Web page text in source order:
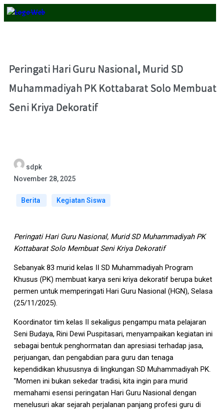
Peringati Hari Guru Nasional, Murid SD
Muhammadiyah PK Kottabarat Solo Membuat
Seni Kriya Dekoratif
sdpk
November 28, 2025
Berita Kegiatan Siswa
Peringati Hari Guru Nasional, Murid SD Muhammadiyah PK
Kottabarat Solo Membuat Seni Kriya Dekoratif
Sebanyak 83 murid kelas II SD Muhammadiyah Program
Khusus (PK) membuat karya seni kriya dekoratif berupa buket
permen untuk memperingati Hari Guru Nasional (HGN), Selasa
(25/11/2025).
Koordinator tim kelas II sekaligus pengampu mata pelajaran
Seni Budaya, Rini Dewi Puspitasari, menyampaikan kegiatan ini
sebagai bentuk penghormatan dan apresiasi terhadap jasa,
perjuangan, dan pengabdian para guru dan tenaga
kependidikan khususnya di lingkungan SD Muhammadiyah PK.
"Momen ini bukan sekedar tradisi, kita ingin para murid
memahami esensi peringatan Hari Guru Nasional dengan
menelusuri akar sejarah perjalanan panjang profesi guru di